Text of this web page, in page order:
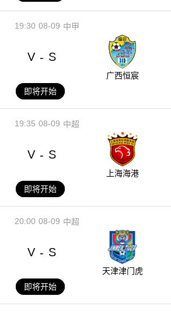
08-09
19:30 中甲
V - S
广西恒宸
即将开始
08-09
19:35 中超
V - S
上海海港
即将开始
08-09
20:00 中超
V - S
天津津门虎
即将开始